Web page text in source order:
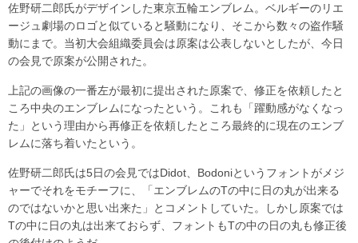
佐野研二郎氏がデザインした東京五輪エンブレム。ベルギーのリエ
ージュ劇場のロゴと似ていると騒動になり、そこから数々の盗作騒
動にまで。当初大会組織委員会は原案は公表しないとしたが、今日
の会見で原案が公開された。
上記の画像の一番左が最初に提出された原案で、修正を依頼したと
ころ中央のエンブレムになったという。これも「躍動感がなくなっ
た」という理由から再修正を依頼したところ最終的に現在のエンブ
レムに落ち着いたという。
佐野研二郎氏は5日の会見ではDidot、Bodoniというフォントがメジ
ャーでそれをモチーフに、「エンブレムのTの中に日の丸が出来る
のではないかと思い出来た」とコメントしていた。しかし原案では
Tの中に日の丸は出来ておらず、フォントもTの中の日の丸も修正後